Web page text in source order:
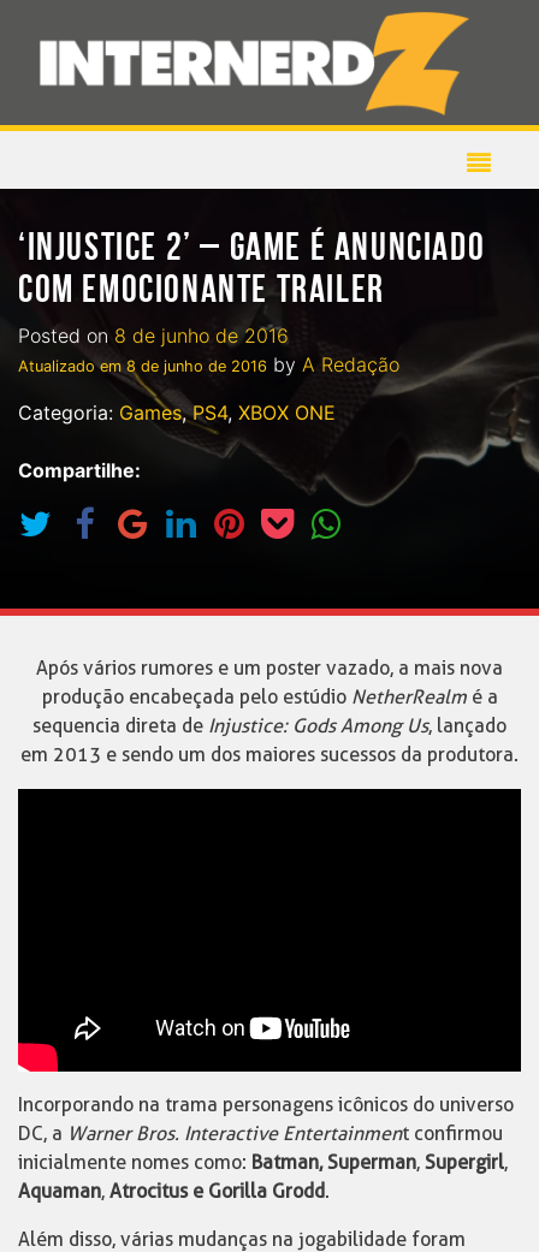
‘INJUSTICE 2’ – GAME É ANUNCIADO
COM EMOCIONANTE TRAILER
Posted on 8 de junho de 2016
Atualizado em8 de junho de 2016 by A Redação
Categoria: Games,PS4, XBOX ONE
Compartilhe:
Após vários rumores e um poster vazado, a mais nova
produção encabeçada pelo estúdioNetherRealm é a
sequencia direta de Injustice: Gods Among Us, lançado
em 2013 e sendo um dos maiores sucessos da produtora.
Incorporando na trama personagens icônicos do universo
DC, a Warner Bros. Interactive Entertainment confirmou
inicialmente nomes como: Batman, Superman, Supergirl,
Aquaman, Atrocitus e Gorilla Grodd.
Além disso, várias mudanças na jogabilidade foram